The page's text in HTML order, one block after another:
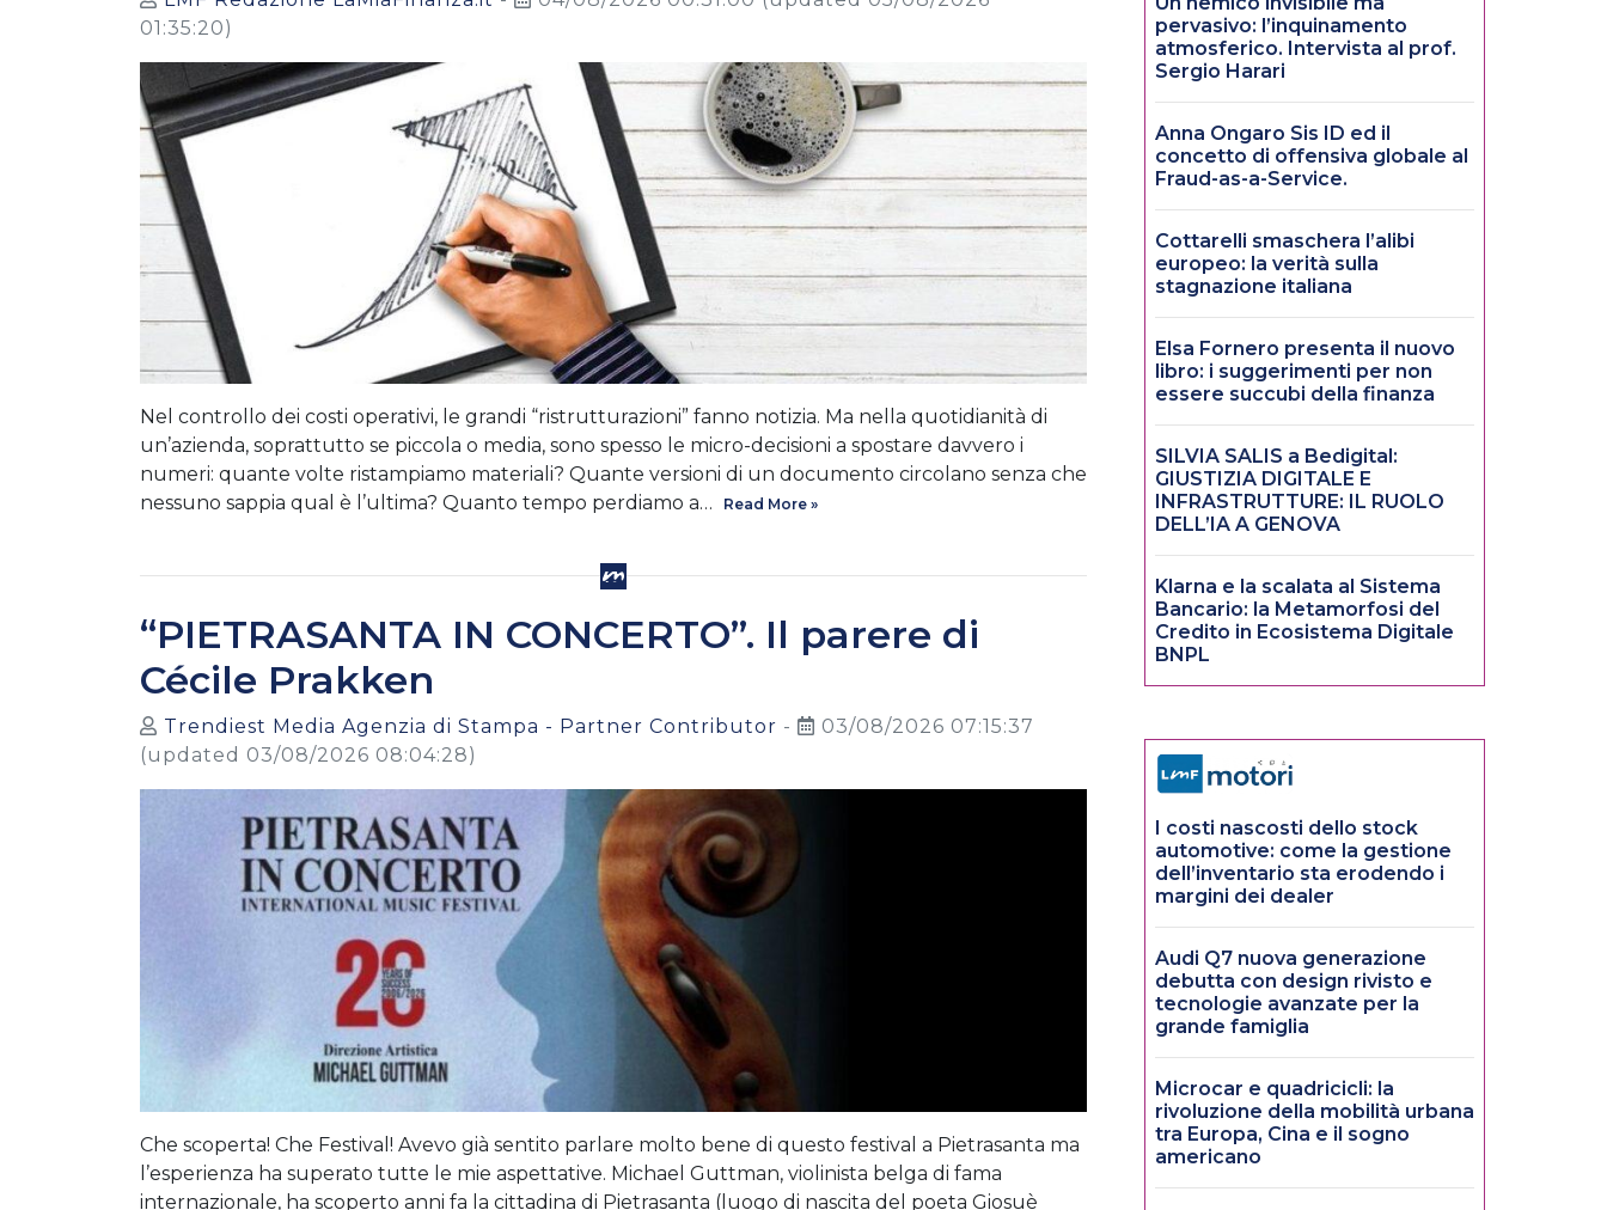
01:35:20)
Nel controllo dei costi operativi, le grandi “ristrutturazioni” fanno notizia. Ma nella quotidianità di
un’azienda, soprattutto se piccola o media, sono spesso le micro-decisioni a spostare davvero i
numeri: quante volte ristampiamo materiali? Quante versioni di un documento circolano senza che
nessuno sappia qual è l’ultima? Quanto tempo perdiamo a…
Read More »
“PIETRASANTA IN CONCERTO”. Il parere di
Cécile Prakken
Trendiest Media Agenzia di Stampa - Partner Contributor -
03/08/2026 07:15:37
(updated 03/08/2026 08:04:28)
Che scoperta! Che Festival! Avevo già sentito parlare molto bene di questo festival a Pietrasanta ma
l’esperienza ha superato tutte le mie aspettative. Michael Guttman, violinista belga di fama
internazionale, ha scoperto anni fa la cittadina di Pietrasanta (luogo di nascita del poeta Giosuè
pervasivo: l’inquinamento
atmosferico. Intervista al prof.
Sergio Harari
Anna Ongaro Sis ID ed il
concetto di offensiva globale al
Fraud-as-a-Service.
Cottarelli smaschera l’alibi
europeo: la verità sulla
stagnazione italiana
Elsa Fornero presenta il nuovo
libro: i suggerimenti per non
essere succubi della finanza
SILVIA SALIS a Bedigital:
GIUSTIZIA DIGITALE E
INFRASTRUTTURE: IL RUOLO
DELL’IA A GENOVA
Klarna e la scalata al Sistema
Bancario: la Metamorfosi del
Credito in Ecosistema Digitale
BNPL
I costi nascosti dello stock
automotive: come la gestione
dell’inventario sta erodendo i
margini dei dealer
Audi Q7 nuova generazione
debutta con design rivisto e
tecnologie avanzate per la
grande famiglia
Microcar e quadricicli: la
rivoluzione della mobilità urbana
tra Europa, Cina e il sogno
americano